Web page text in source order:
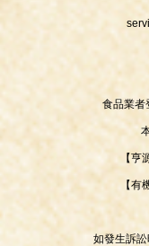
食品業者
【
【
如發生訴